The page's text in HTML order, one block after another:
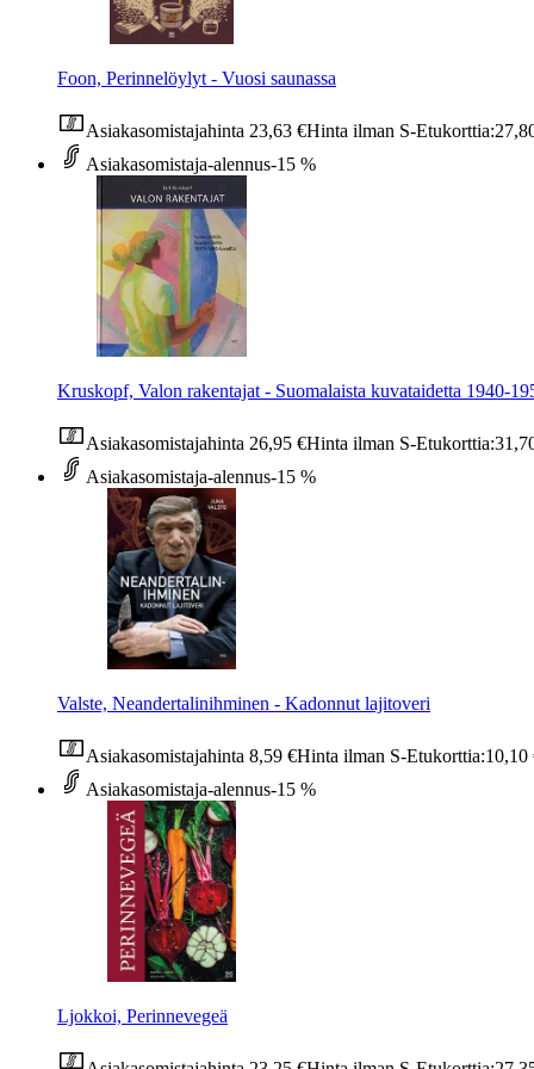
Foon, Perinnelöylyt - Vuosi saunassa
Asiakasomistajahinta 23,63 €Hinta ilman S-Etukorttia:
Asiakasomistaja-alennus-15 %
Kruskopf, Valon rakentajat - Suomalaista kuvataidetta 1940-
Asiakasomistajahinta 26,95 €Hinta ilman S-Etukorttia:
Asiakasomistaja-alennus-15 %
Valste, Neandertalinihminen - Kadonnut lajitoveri
Asiakasomistajahinta 8,59 €Hinta ilman S-Etukorttia:10,10
Asiakasomistaja-alennus-15 %
Ljokkoi, Perinnevegeä